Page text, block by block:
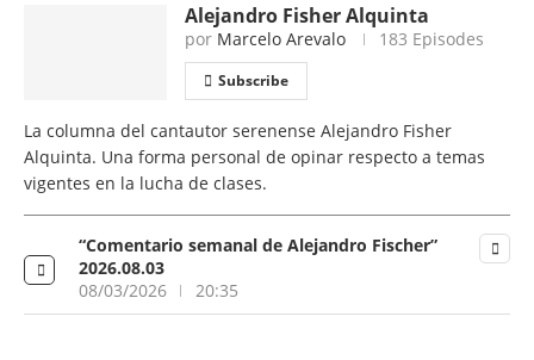
Alejandro Fisher Alquinta
por Marcelo Arevalo 183 Episodes
Subscribe
La columna del cantautor serenense Alejandro Fisher
Alquinta. Una forma personal de opinar respecto a temas
vigentes en la lucha de clases.
“Comentario semanal de Alejandro Fischer”
2026.08.03
08/03/2026
20:35